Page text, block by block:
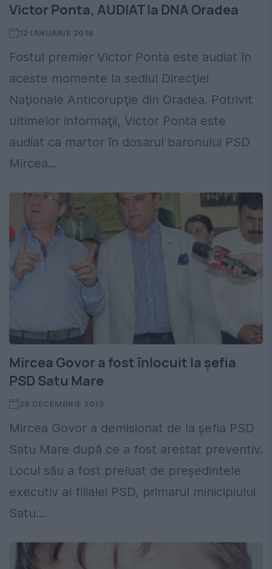
Victor Ponta, AUDIAT la DNA Oradea
12 IANUARIE 2016
Fostul premier Victor Ponta este audiat în
aceste momente la sediul Direcţiei
Naţionale Anticorupţie din Oradea. Potrivit
ultimelor informaţii, Victor Ponta este
audiat ca martor în dosarul baronului PSD
Mircea...
Mircea Govor a fost înlocuit la şefia
PSD Satu Mare
29 DECEMBRIE 2015
Mircea Govor a demisionat de la şefia PSD
Satu Mare după ce a fost arestat preventiv.
Locul său a fost preluat de preşedintele
executiv al filialei PSD, primarul minicipiului
Satu...